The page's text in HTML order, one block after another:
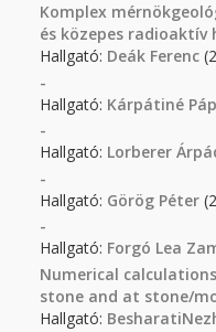
Komplex
és közepes
Hallgató: Deák Ferenc
-
Hallgató: Kárpátiné
-
Hallgató: Lorberer
-
Hallgató: Görög Péter
-
Hallgató: Forgó Lea
Numerical
stone and at stone/
Hallgató: